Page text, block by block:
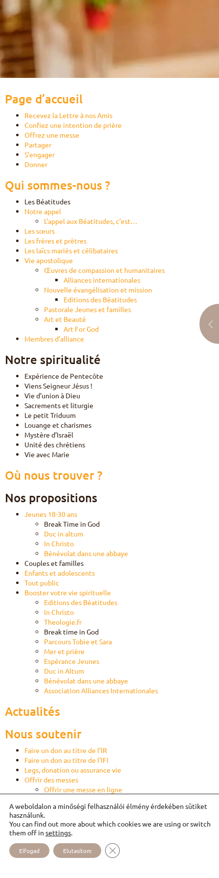
PL
Page d’accueil
Recevez la Lettre à nos Amis
Confiez une intention de prière
Offrez une messe
Partager
S’engager
Donner
Qui sommes-nous ?
Les Béatitudes
Notre appel
L’appel aux Béatitudes, c’est…
Les sœurs
Les frères et prêtres
Les laïcs mariéset célibataires
Vie apostolique
Œuvres de compassion et humanitaires
Alliances internationales
Nouvelle évangélisation et mission
Editions des Béatitudes
Pastorale Jeunes et familles
Art et Beauté
Art For God
Membres d’alliance
Notre spiritualité
Expérience de Pentecôte
Viens Seigneur Jésus !
Vie d’union à Dieu
Sacrements et liturgie
Le petit Triduum
Louange et charismes
Mystère d’Israël
Unité des chrétiens
Vie avec Marie
Où nous trouver ?
Nos propositions
Jeunes 18-30 ans
Break Time in God
Duc in altum
In Christo
Bénévolat dans une abbaye
Couples et familles
Enfants et adolescents
Tout public
Booster votre vie spirituelle
Editions des Béatitudes
In Christo
Theologie.fr
Break time in God
Parcours Tobie et Sara
Mer et prière
Espérance Jeunes
Duc in Altum
Bénévolat dans une abbaye
Association Alliances Internationales
Actualités
Nous soutenir
Faire un don au titre de l’IR
Faire un don au titre de l’IFI
Legs, donation ou assurance vie
Offrir des messes
Offrir une messe en ligne
S’engager
Prier
Mentions légales
Contact
A weboldalon a minőségi felhasználói élmény érdekében sütiket
használunk.
You can find out more about which cookies we are using or switch
them off in settings.
Elfogad Elutasítom CLOSE GDPR COOKIE BANNER